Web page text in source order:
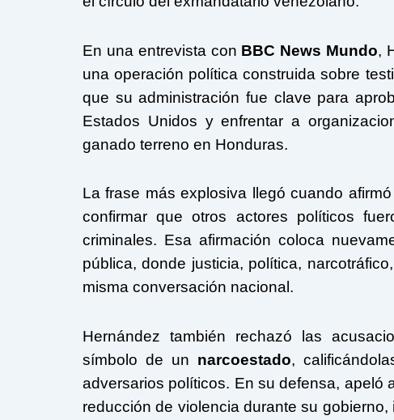
En una entrevista con BBC News Mundo,
una operación política construida sobre
que su administración fue clave para
Estados Unidos y enfrentar a
ganado terreno en Honduras.
La frase más explosiva llegó cuando
confirmar que otros actores políticos
criminales. Esa afirmación coloca
pública, donde justicia, política,
misma conversación nacional.
Hernández también rechazó las
símbolo de un narcoestado,
adversarios políticos. En su defensa, apeló
reducción de violencia durante su